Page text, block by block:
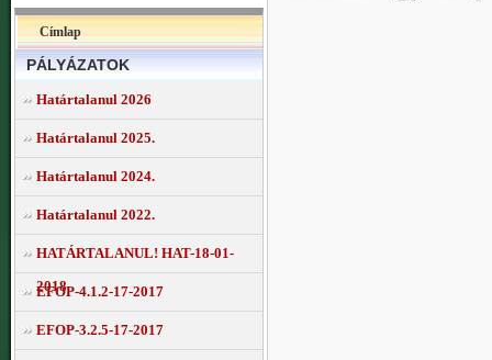
Címlap
PÁLYÁZATOK
Határtalanul 2026
Határtalanul 2025.
Határtalanul 2024.
Határtalanul 2022.
HATÁRTALANUL! HAT-18-01-
2018
EFOP-4.1.2-17-2017
EFOP-3.2.5-17-2017